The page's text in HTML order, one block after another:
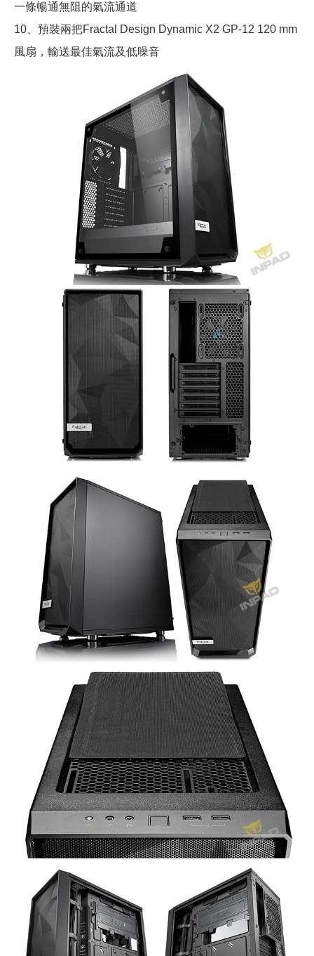
一條暢通無阻的氣流通道
10、預裝兩把Fractal Design Dynamic X2 GP-12 120 mm
風扇，輸送最佳氣流及低噪音